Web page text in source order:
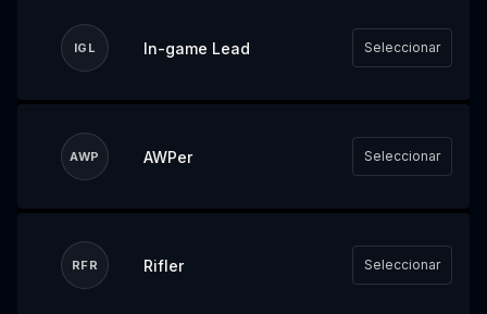
IGL In-game Lead Seleccionar
AWP AWPer Seleccionar
RFR Rifler Seleccionar